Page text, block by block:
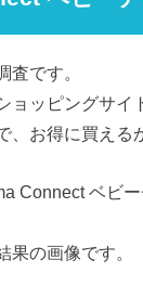
査です。
ョッピングサイ
、お得に買える
Connect ベビ
果の画像です。